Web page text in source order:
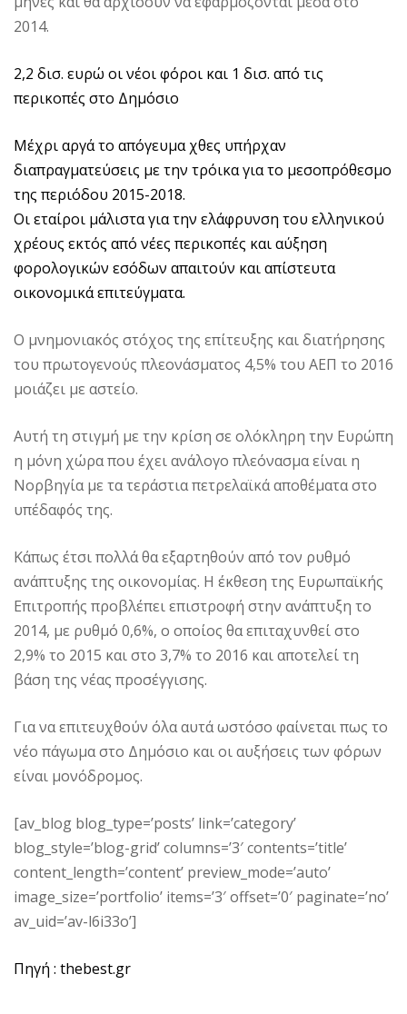
2014.
2,2 δισ. ευρώ οι νέοι φόροι και 1 δισ. από τις
περικοπές στο Δημόσιο
Μέχρι αργά το απόγευμα χθες υπήρχαν
διαπραγματεύσεις με την τρόικα για το μεσοπρόθεσμο
της περιόδου 2015-2018.
Οι εταίροι μάλιστα για την ελάφρυνση του ελληνικού
χρέους εκτός από νέες περικοπές και αύξηση
φορολογικών εσόδων απαιτούν και απίστευτα
οικονομικά επιτεύγματα.
Ο μνημονιακός στόχος της επίτευξης και διατήρησης
του πρωτογενούς πλεονάσματος 4,5% του ΑΕΠ το 2016
μοιάζει με αστείο.
Αυτή τη στιγμή με την κρίση σε ολόκληρη την Ευρώπη
η μόνη χώρα που έχει ανάλογο πλεόνασμα είναι η
Νορβηγία με τα τεράστια πετρελαϊκά αποθέματα στο
υπέδαφός της.
Κάπως έτσι πολλά θα εξαρτηθούν από τον ρυθμό
ανάπτυξης της οικονομίας. Η έκθεση της Ευρωπαϊκής
Επιτροπής προβλέπει επιστροφή στην ανάπτυξη το
2014, με ρυθμό 0,6%, ο οποίος θα επιταχυνθεί στο
2,9% το 2015 και στο 3,7% το 2016 και αποτελεί τη
βάση της νέας προσέγγισης.
Για να επιτευχθούν όλα αυτά ωστόσο φαίνεται πως το
νέο πάγωμα στο Δημόσιο και οι αυξήσεις των φόρων
είναι μονόδρομος.
[av_blog blog_type=’posts’ link=’category’
blog_style=’blog-grid’ columns=’3′ contents=’title’
content_length=’content’ preview_mode=’auto’
image_size=’portfolio’ items=’3′ offset=’0′ paginate=’no’
av_uid=’av-l6i33o’]
Πηγή : thebest.gr